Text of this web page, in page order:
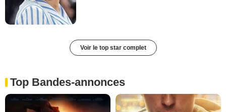
Voir le top star complet
Top Bandes-annonces